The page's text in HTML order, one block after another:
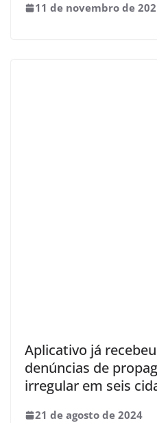
11 de novembro de
Aplicativo já
denúncias de
irregular em seis
21 de agosto de 2024